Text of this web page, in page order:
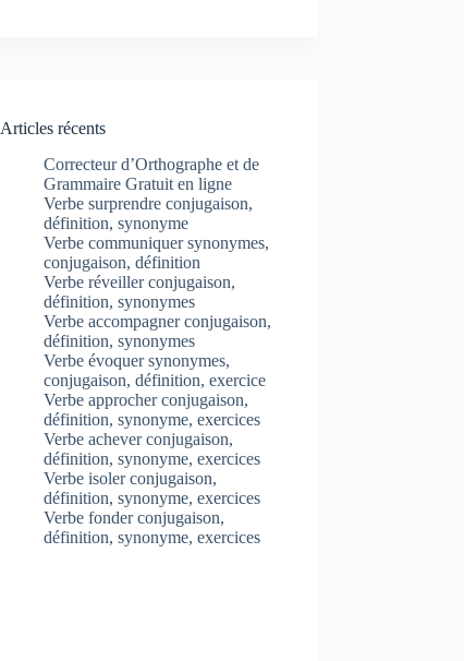
Articles récents
Correcteur d’Orthographe et de
Grammaire Gratuit en ligne
Verbe surprendre conjugaison,
définition, synonyme
Verbe communiquer synonymes,
conjugaison, définition
Verbe réveiller conjugaison,
définition, synonymes
Verbe accompagner conjugaison,
définition, synonymes
Verbe évoquer synonymes,
conjugaison, définition, exercice
Verbe approcher conjugaison,
définition, synonyme, exercices
Verbe achever conjugaison,
définition, synonyme, exercices
Verbe isoler conjugaison,
définition, synonyme, exercices
Verbe fonder conjugaison,
définition, synonyme, exercices